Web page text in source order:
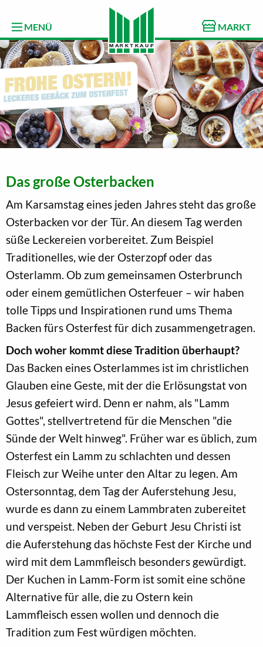
MENÜ MARKT
Das große Osterbacken
Am Karsamstag eines jeden Jahres steht das große
Osterbacken vor der Tür. An diesem Tag werden
süße Leckereien vorbereitet. Zum Beispiel
Traditionelles, wie der Osterzopf oder das
Osterlamm. Ob zum gemeinsamen Osterbrunch
oder einem gemütlichen Osterfeuer – wir haben
tolle Tipps und Inspirationen rund ums Thema
Backen fürs Osterfest für dich zusammengetragen.
Doch woher kommt diese Tradition überhaupt?
Das Backen eines Osterlammes ist im christlichen
Glauben eine Geste, mit der die Erlösungstat von
Jesus gefeiert wird. Denn er nahm, als "Lamm
Gottes", stellvertretend für die Menschen "die
Sünde der Welt hinweg". Früher war es üblich, zum
Osterfest ein Lamm zu schlachten und dessen
Fleisch zur Weihe unter den Altar zu legen. Am
Ostersonntag, dem Tag der Auferstehung Jesu,
wurde es dann zu einem Lammbraten zubereitet
und verspeist. Neben der Geburt Jesu Christi ist
die Auferstehung das höchste Fest der Kirche und
wird mit dem Lammfleisch besonders gewürdigt.
Der Kuchen in Lamm-Form ist somit eine schöne
Alternative für alle, die zu Ostern kein
Lammfleisch essen wollen und dennoch die
Tradition zum Fest würdigen möchten.